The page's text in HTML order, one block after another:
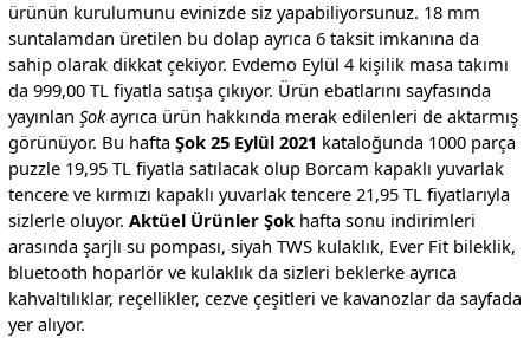
ürünün kurulumunu evinizde siz yapabiliyorsunuz. 18 mm
suntalamdan üretilen bu dolap ayrıca 6 taksit imkanına da
sahip olarak dikkat çekiyor. Evdemo Eylül 4 kişilik masa takımı
da 999,00 TL fiyatla satışa çıkıyor. Ürün ebatlarını sayfasında
yayınlan Şokayrıca ürün hakkında merak edilenleri de aktarmış
görünüyor. Bu hafta Şok 25 Eylül 2021 kataloğunda 1000 parça
puzzle 19,95 TL fiyatla satılacak olup Borcam kapaklı yuvarlak
tencere ve kırmızı kapaklı yuvarlak tencere 21,95 TL fiyatlarıyla
sizlerle oluyor. Aktüel Ürünler Şokhafta sonu indirimleri
arasında şarjlı su pompası, siyah TWS kulaklık, Ever Fit bileklik,
bluetooth hoparlör ve kulaklık da sizleri beklerke ayrıca
kahvaltılıklar, reçellikler, cezve çeşitleri ve kavanozlar da sayfada
yer alıyor.